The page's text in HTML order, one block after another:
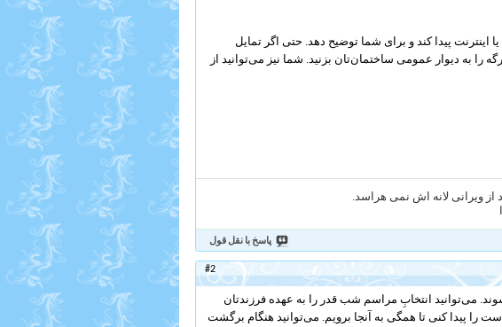
اینترنت پیدا کند و برای شما توضیح دهد. حتی اگر تمایل
را به دیوار عمومی ساختمان‌تان بزنید. شما نیز می‌توانید از
از ویرانی لانه اش نمی هراسد.
پاسخ با نقل قول
#2
می‌توانید انتخابِ مراسم شب قدر را به عهده فرزندتان
را پیدا کنی تا همگی به آنجا برویم. می‌توانید هنگام برگشت